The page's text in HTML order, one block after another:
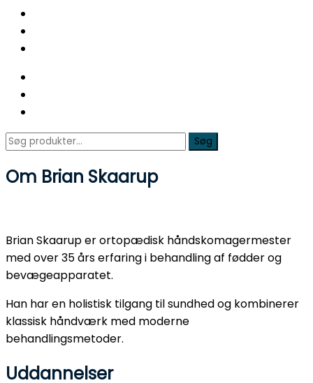
Søg
Søg
Om Brian Skaarup
Brian Skaarup er ortopædisk håndskomagermester
med over 35 års erfaring i behandling af fødder og
bevægeapparatet.
Han har en holistisk tilgang til sundhed og kombinerer
klassisk håndværk med moderne
behandlingsmetoder.
Uddannelser